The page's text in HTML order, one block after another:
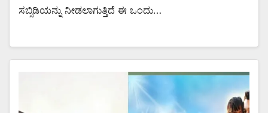
ಸಬ್ಸಿಡಿಯನ್ನು ನೀಡಲಾಗುತ್ತಿದೆ ಈ ಒಂದು…